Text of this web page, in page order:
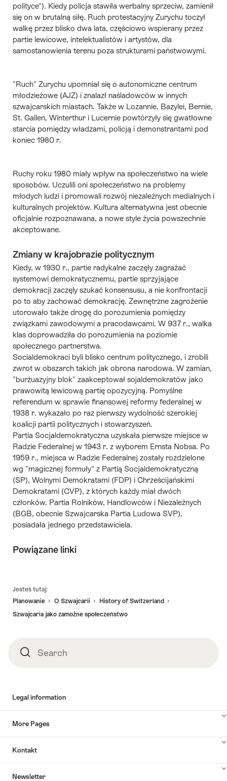
polityce"). Kiedy policja stawiła werbalny sprzeciw, zamienił
się on w brutalną siłę. Ruch protestacyjny Zurychu toczył
walkę przez blisko dwa lata, częściowo wspierany przez
partie lewicowe, intelektualistów i artystów, dla
samostanowienia terenu poza strukturami państwowymi.
"Ruch" Zurychu upomniał się o autonomiczne centrum
młodzieżowe (AJZ) i znalazł naśladowców w innych
szwajcarskich miastach. Także w Lozannie, Bazylei, Bernie,
St. Gallen, Winterthur i Lucernie powtórzyły się gwatłowne
starcia pomiędzy władzami, policją i demonstrantami pod
koniec 1980 r.
Ruchy roku 1980 miały wpływ na społeczeństwo na wiele
sposobów. Uczulili oni społeczeństwo na problemy
młodych ludzi i promowali rozwój niezależnych medialnych i
kulturalnych projektów. Kultura alternatywna jest obecnie
oficjalnie rozpoznawana, a nowe style życia powszechnie
akceptowane.
Zmiany w krajobrazie politycznym
Kiedy, w 1930 r., partie radykalne zaczęły zagrażać
systemowi demokratycznemu, partie sprzyjające
demokracji zaczęly szukać konsensusu, a nie konfrontacji
po to aby zachować demokrację. Zewnętrzne zagrożenie
utorowało także drogę do porozumienia pomiędzy
związkami zawodowymi a pracodawcami. W 937 r., walka
klas doprowadziła do porozumienia na poziomie
społecznego partnerstwa.
Socialdemokraci byli blisko centrum politycznego, i zrobili
zwrot w obszarch takich jak obrona narodowa. W zamian,
"burżuazyjny blok" zaakceptował sojaldemokratów jako
prawowitą lewicową partię opozycyjną. Pomyślne
referendum w sprawie finansowej reformy federalnej w
1938 r. wykazało po raz pierwszy wydolność szerokiej
koalicji partii politycznych i stowarzyszeń.
Partia Socjaldemokratyczna uzyskała pierwsze miejsce w
Radzie Federalnej w 1943 r. z wyborem Ernsta Nobsa. Po
1959 r., miejsca w Radzie Federalnej zostały rozdzielone
wg "magicznej formuły" z Partią Socjaldemokratyczną
(SP), Wolnymi Demokratami (FDP) i Chrześcijańskimi
Demokratami (CVP), z których każdy miał dwóch
członków. Partia Rolników, Handlowców i Niezależnych
(BGB, obecnie Szwajcarska Partia Ludowa SVP),
posiadała jednego przedstawiciela.
Powiązane linki
Jesteś tutaj:
Planowanie
O Szwajcarii
History of Switzerland
Szwajcaria jako zamożne społeczeństwo
SearchSearch
Legal information
More Pages
Kontakt
Newsletter